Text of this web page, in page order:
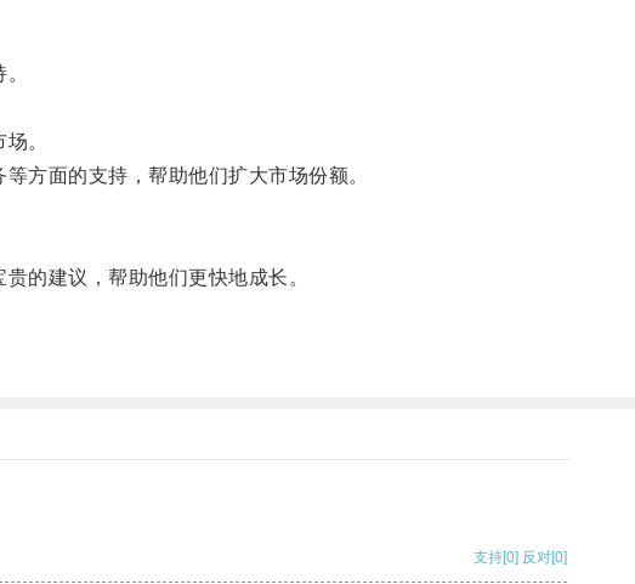
。
方面的支持，帮助他们扩大市场份额。
的建议，帮助他们更快地成长。
支持[0] 反对[0]